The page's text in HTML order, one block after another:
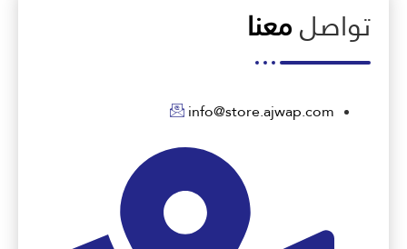
تواصلمعنا
info@store.ajwap.com